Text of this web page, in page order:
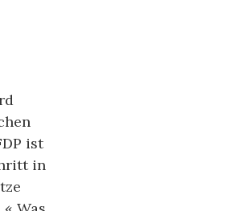
ist
in